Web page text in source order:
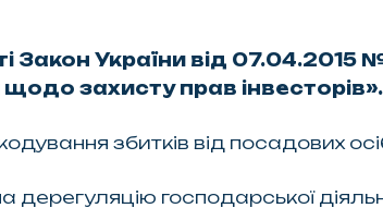
Закон України від 07.04.2015
захисту прав інвесторів».
збитків від посадових
господарської